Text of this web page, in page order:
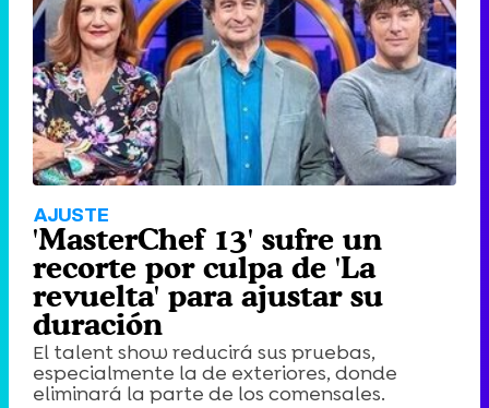
AJUSTE
'MasterChef 13' sufre un
recorte por culpa de 'La
revuelta' para ajustar su
duración
El talent show reducirá sus pruebas,
especialmente la de exteriores, donde
eliminará la parte de los comensales.